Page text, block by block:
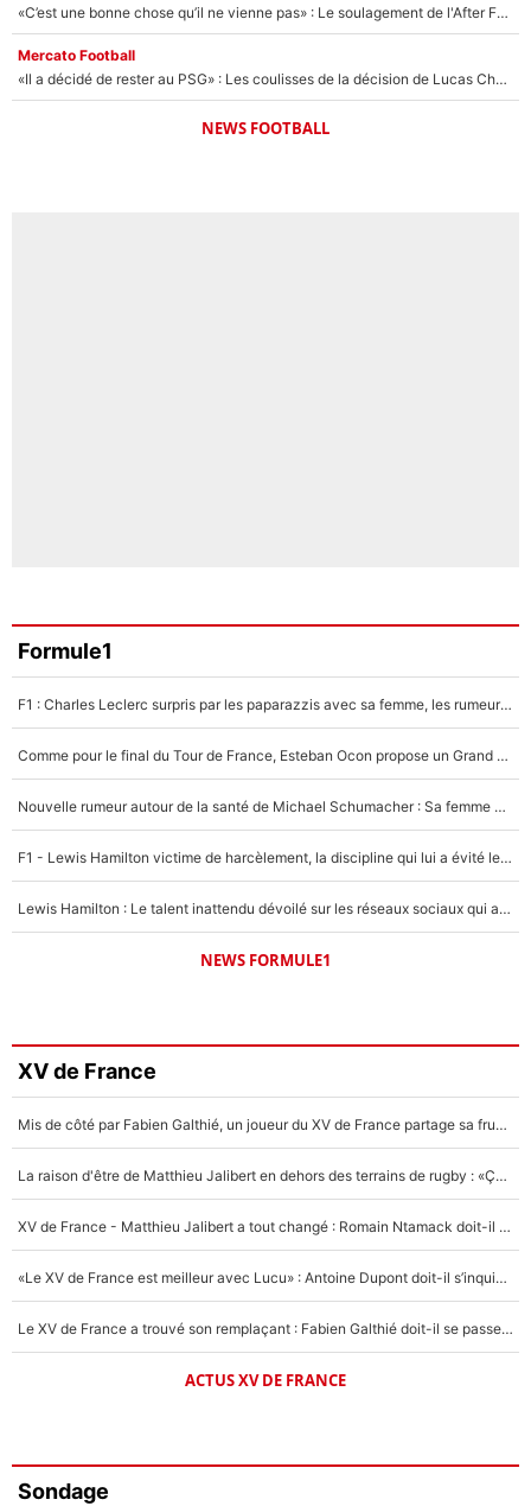
«C’est une bonne chose qu’il ne vienne pas» : Le soulagement de l'After Foot après le transfert avorté de Yan Diomandé au PSG
Mercato Football
«Il a décidé de rester au PSG» : Les coulisses de la décision de Lucas Chevalier pour son transfert
NEWS FOOTBALL
Formule1
F1 : Charles Leclerc surpris par les paparazzis avec sa femme, les rumeurs étaient vraies !
Comme pour le final du Tour de France, Esteban Ocon propose un Grand Prix de Formule 1 à Paris : «Autour de l’Arc de Triomphe, ce serait génial» !
Nouvelle rumeur autour de la santé de Michael Schumacher : Sa femme Corinna sort du silence
F1 - Lewis Hamilton victime de harcèlement, la discipline qui lui a évité le pire : «J'aurais probablement mal tourné»
Lewis Hamilton : Le talent inattendu dévoilé sur les réseaux sociaux qui a impressionné Kim Kardashian pendant leurs vacances en amoureux !
NEWS FORMULE1
XV de France
Mis de côté par Fabien Galthié, un joueur du XV de France partage sa frustration : «ils ne me l’ont pas dit tout de suite»
La raison d'être de Matthieu Jalibert en dehors des terrains de rugby : «Ça m'atteint autant que si tu touches à un membre de ma famille»
XV de France - Matthieu Jalibert a tout changé : Romain Ntamack doit-il s’inquiéter pour sa place à un an de la Coupe du monde ?
«Le XV de France est meilleur avec Lucu» : Antoine Dupont doit-il s’inquiéter pour sa place ?
Le XV de France a trouvé son remplaçant : Fabien Galthié doit-il se passer d'Antoine Dupont ?
ACTUS XV DE FRANCE
Sondage